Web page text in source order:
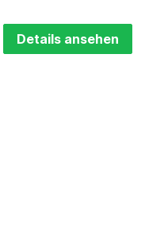
Details ansehen